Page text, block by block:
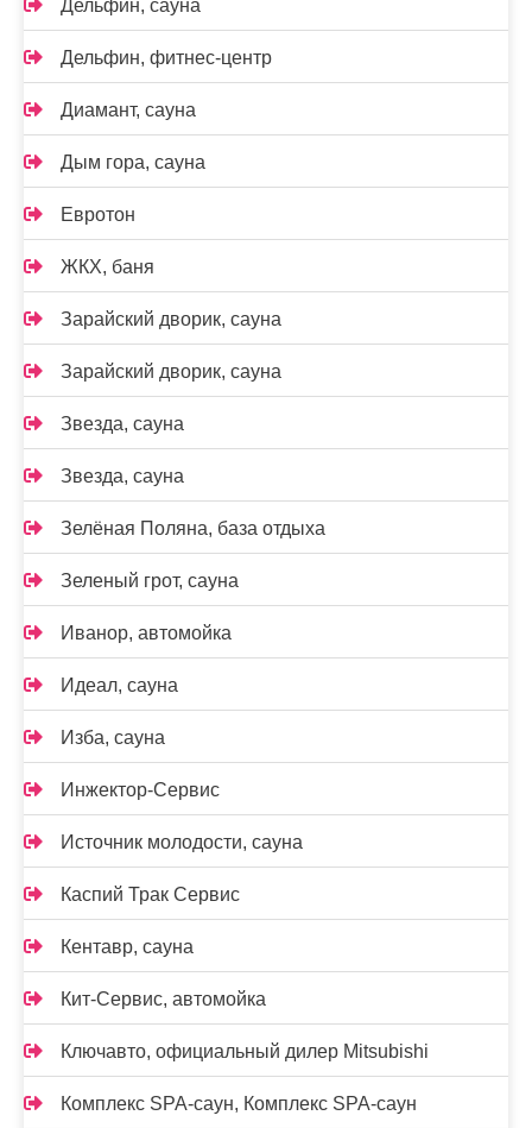
Дельфин, сауна
Дельфин, фитнес-центр
Диамант, сауна
Дым гора, сауна
Евротон
ЖКХ, баня
Зарайский дворик, сауна
Зарайский дворик, сауна
Звезда, сауна
Звезда, сауна
Зелёная Поляна, база отдыха
Зеленый грот, сауна
Иванор, автомойка
Идеал, сауна
Изба, сауна
Инжектор-Сервис
Источник молодости, сауна
Каспий Трак Сервис
Кентавр, сауна
Кит-Сервис, автомойка
Ключавто, официальный дилер Mitsubishi
Комплекс SPA-саун, Комплекс SPA-саун